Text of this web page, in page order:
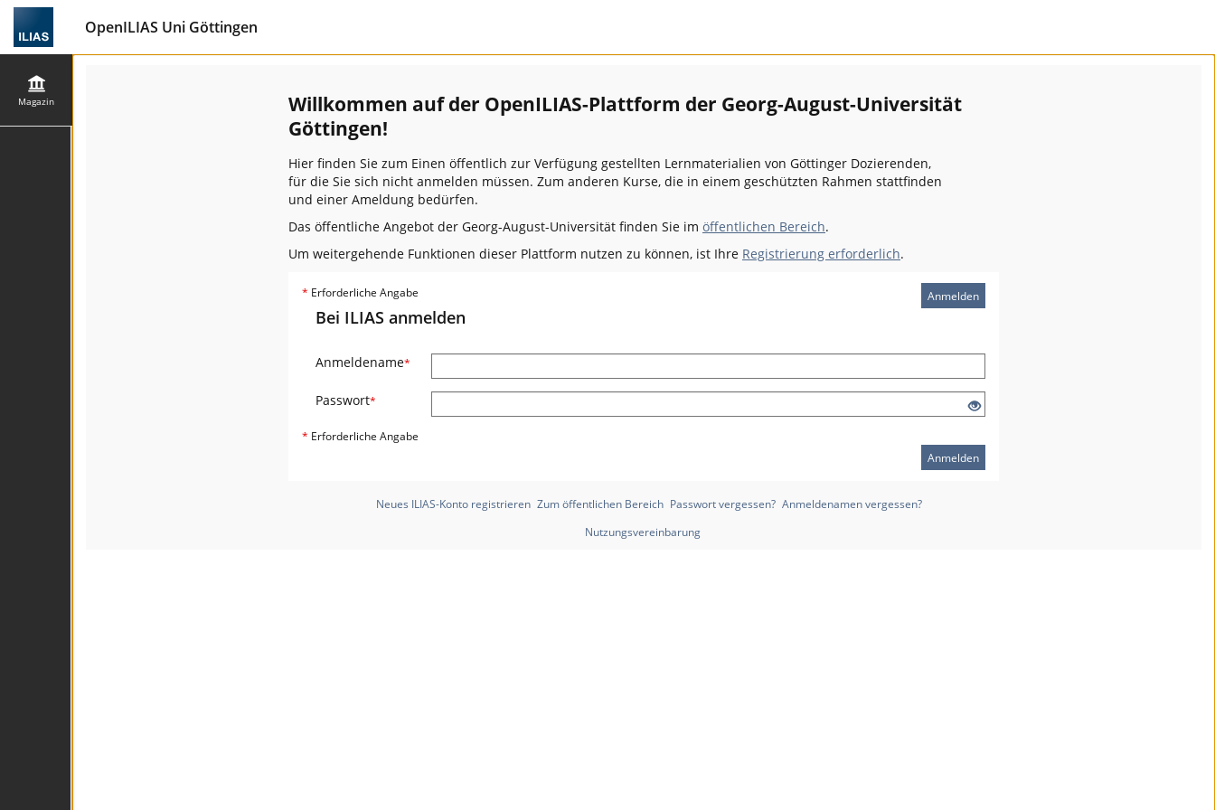
OpenILIAS Uni Göttingen
Magazin
Willkommen auf der OpenILIAS-Plattform der Georg-August-Universität
Göttingen!
Hier finden Sie zum Einen öffentlich zur Verfügung gestellten Lernmaterialien von Göttinger Dozierenden,
für die Sie sich nicht anmelden müssen. Zum anderen Kurse, die in einem geschützten Rahmen stattfinden
und einer Ameldung bedürfen.
Das öffentliche Angebot der Georg-August-Universität finden Sie im öffentlichen Bereich.
Um weitergehende Funktionen dieser Plattform nutzen zu können, ist Ihre Registrierung erforderlich.
Anmelden
* Erforderliche Angabe
Bei ILIAS anmelden
Anmeldename*
Passwort*
* Erforderliche Angabe
Anmelden
Neues ILIAS-Konto registrieren Zum öffentlichen Bereich Passwort vergessen? Anmeldenamen vergessen?
Nutzungsvereinbarung